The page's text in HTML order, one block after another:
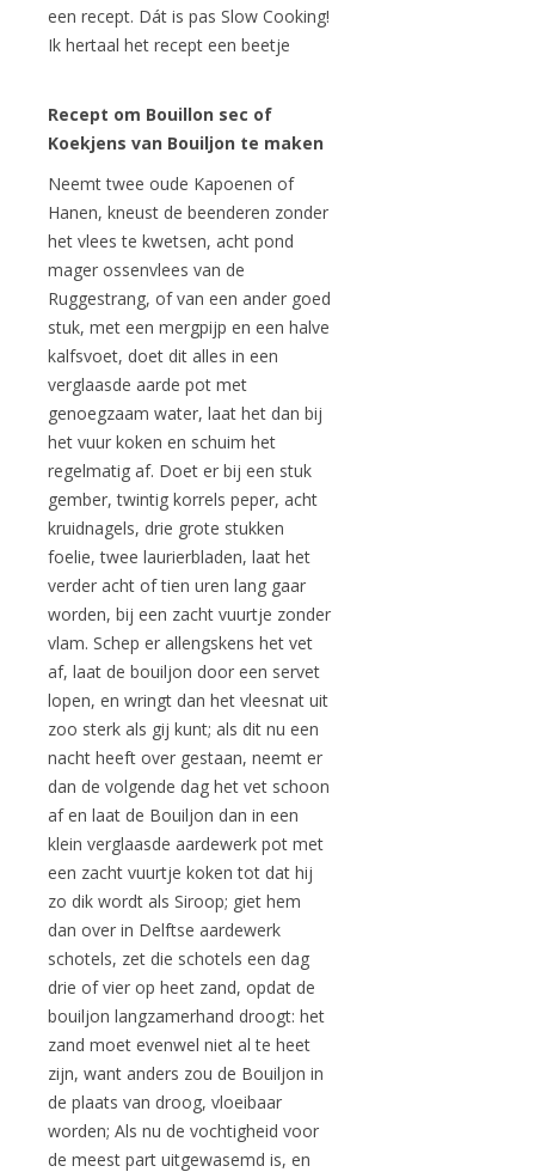
een recept. Dát is pas Slow Cooking!
Ik hertaal het recept een beetje
Recept om Bouillon sec of
Koekjens van Bouiljon te maken
Neemt twee oude Kapoenen of
Hanen, kneust de beenderen zonder
het vlees te kwetsen, acht pond
mager ossenvlees van de
Ruggestrang, of van een ander goed
stuk, met een mergpijp en een halve
kalfsvoet, doet dit alles in een
verglaasde aarde pot met
genoegzaam water, laat het dan bij
het vuur koken en schuim het
regelmatig af. Doet er bij een stuk
gember, twintig korrels peper, acht
kruidnagels, drie grote stukken
foelie, twee laurierbladen, laat het
verder acht of tien uren lang gaar
worden, bij een zacht vuurtje zonder
vlam. Schep er allengskens het vet
af, laat de bouiljon door een servet
lopen, en wringt dan het vleesnat uit
zoo sterk als gij kunt; als dit nu een
nacht heeft over gestaan, neemt er
dan de volgende dag het vet schoon
af en laat de Bouiljon dan in een
klein verglaasde aardewerk pot met
een zacht vuurtje koken tot dat hij
zo dik wordt als Siroop; giet hem
dan over in Delftse aardewerk
schotels, zet die schotels een dag
drie of vier op heet zand, opdat de
bouiljon langzamerhand droogt: het
zand moet evenwel niet al te heet
zijn, want anders zou de Bouiljon in
de plaats van droog, vloeibaar
worden; Als nu de vochtigheid voor
de meest part uitgewasemd is, en